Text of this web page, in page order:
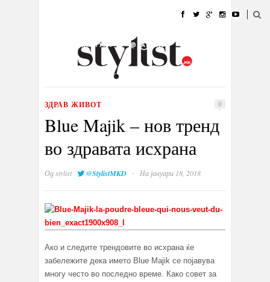
УБАВИНА
КУЛТУРА @РАБОТА
ИЗЛОГ
ЗДРАВ ЖИВОТ 0
Blue Majik – нов тренд
во здравата исхрана
Одstylist @StylistMKD · На јануари 18, 2018
Ако и следите трендовите во исхрана ќе
забележите дека името Blue Majik се појавува
многу често во последно време. Како совет за